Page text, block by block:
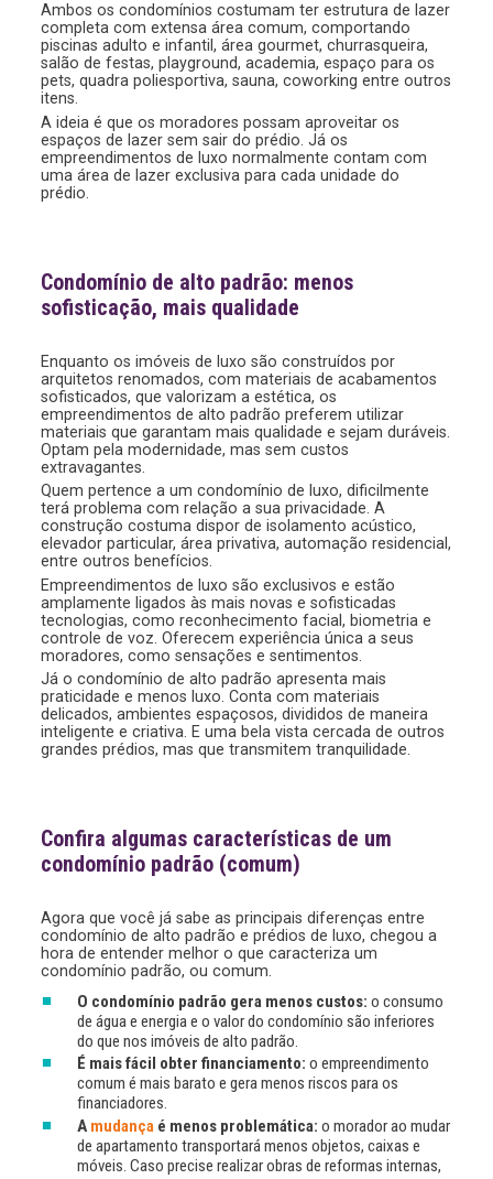
Ambos os condomínios costumam ter estrutura de lazer
completa com extensa área comum, comportando
piscinas adulto e infantil, área gourmet, churrasqueira,
salão de festas, playground, academia, espaço para os
pets, quadra poliesportiva, sauna, coworking entre outros
itens.
A ideia é que os moradores possam aproveitar os
espaços de lazer sem sair do prédio. Já os
empreendimentos de luxo normalmente contam com
uma área de lazer exclusiva para cada unidade do
prédio.
Condomínio de alto padrão: menos
sofisticação, mais qualidade
Enquanto os imóveis de luxo são construídos por
arquitetos renomados, com materiais de acabamentos
sofisticados, que valorizam a estética, os
empreendimentos de alto padrão preferem utilizar
materiais que garantam mais qualidade e sejam duráveis.
Optam pela modernidade, mas sem custos
extravagantes.
Quem pertence a um condomínio de luxo, dificilmente
terá problema com relação a sua privacidade. A
construção costuma dispor de isolamento acústico,
elevador particular, área privativa, automação residencial,
entre outros benefícios.
Empreendimentos de luxo são exclusivos e estão
amplamente ligados às mais novas e sofisticadas
tecnologias, como reconhecimento facial, biometria e
controle de voz. Oferecem experiência única a seus
moradores, como sensações e sentimentos.
Já o condomínio de alto padrão apresenta mais
praticidade e menos luxo. Conta com materiais
delicados, ambientes espaçosos, divididos de maneira
inteligente e criativa. E uma bela vista cercada de outros
grandes prédios, mas que transmitem tranquilidade.
Confira algumas características de um
condomínio padrão (comum)
Agora que você já sabe as principais diferenças entre
condomínio de alto padrão e prédios de luxo, chegou a
hora de entender melhor o que caracteriza um
condomínio padrão, ou comum.
O condomínio padrão gera menos custos:o consumo
de água e energia e o valor do condomínio são inferiores
do que nos imóveis de alto padrão.
É mais fácil obter financiamento:o empreendimento
comum é mais barato e gera menos riscos para os
financiadores.
A mudança é menos problemática:o morador ao mudar
de apartamento transportará menos objetos, caixas e
móveis. Caso precise realizar obras de reformas internas,